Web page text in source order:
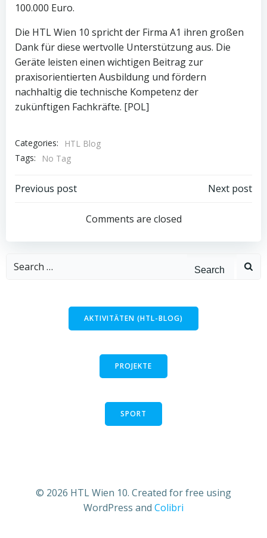
100.000 Euro.
Die HTL Wien 10 spricht der Firma A1 ihren großen
Dank für diese wertvolle Unterstützung aus. Die
Geräte leisten einen wichtigen Beitrag zur
praxisorientierten Ausbildung und fördern
nachhaltig die technische Kompetenz der
zukünftigen Fachkräfte. [POL]
Categories:
HTL Blog
Tags:
No Tag
Post
navigation
Previous post
navigation
Next post
Comments are closed
Search
AKTIVITÄTEN (HTL-BLOG)
PROJEKTE
SPORT
© 2026 HTL Wien 10. Created for free using
WordPress and Colibri